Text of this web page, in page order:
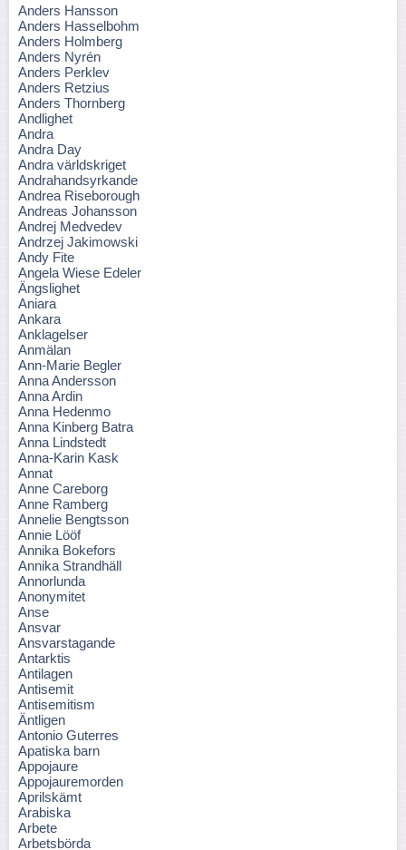
Anders Hansson
Anders Hasselbohm
Anders Holmberg
Anders Nyrén
Anders Perklev
Anders Retzius
Anders Thornberg
Andlighet
Andra
Andra Day
Andra världskriget
Andrahandsyrkande
Andrea Riseborough
Andreas Johansson
Andrej Medvedev
Andrzej Jakimowski
Andy Fite
Angela Wiese Edeler
Ängslighet
Aniara
Ankara
Anklagelser
Anmälan
Ann-Marie Begler
Anna Andersson
Anna Ardin
Anna Hedenmo
Anna Kinberg Batra
Anna Lindstedt
Anna-Karin Kask
Annat
Anne Careborg
Anne Ramberg
Annelie Bengtsson
Annie Lööf
Annika Bokefors
Annika Strandhäll
Annorlunda
Anonymitet
Anse
Ansvar
Ansvarstagande
Antarktis
Antilagen
Antisemit
Antisemitism
Äntligen
Antonio Guterres
Apatiska barn
Appojaure
Appojauremorden
Aprilskämt
Arabiska
Arbete
Arbetsbörda